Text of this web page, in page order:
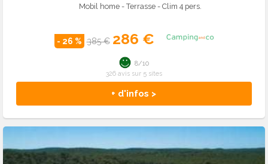
Mobil home - Terrasse - Clim 4 pers.
- 26 % 385 € 286 €
+ d'infos >
8/10
326 avis sur 5 sites